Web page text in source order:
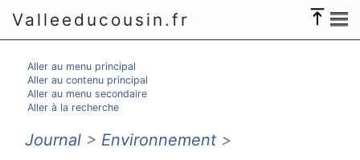
Valleeducousin.fr
Aller au menu principal
Aller au contenu principal
Aller au menu secondaire
Aller à la recherche
Journal > Environnement >